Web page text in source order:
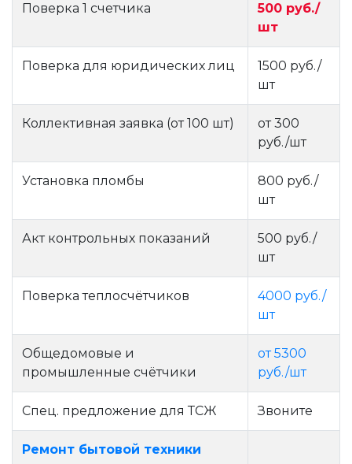
Поверка 1 счетчика
500 руб./
шт
Поверка для юридических лиц
1500 руб./
шт
Коллективная заявка (от 100 шт)
от 300
руб./шт
Установка пломбы
800 руб./
шт
Акт контрольных показаний
500 руб./
шт
Поверка теплосчётчиков
4000 руб./
шт
Общедомовые и
промышленные счётчики
от 5300
руб./шт
Спец. предложение для ТСЖ Звоните
Ремонт бытовой техники